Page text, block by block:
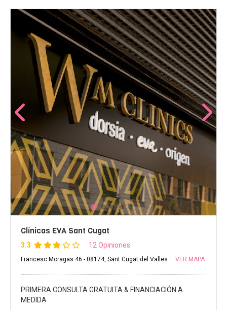
Clínicas EVA Sant Cugat
3.3 12 Opiniones
Francesc Moragas 46 - 08174, Sant Cugat del Valles VER MAPA
PRIMERA CONSULTA GRATUITA & FINANCIACIÓN A
MEDIDA